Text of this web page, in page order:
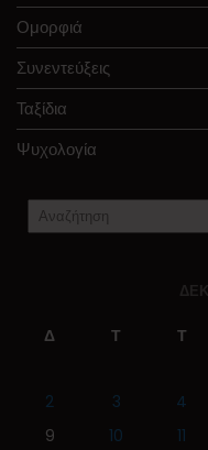
Ομορφιά
Συνεντεύξεις
Ταξίδια
Ψυχολογία
Δ Τ Τ
2
3 4
9
10 11